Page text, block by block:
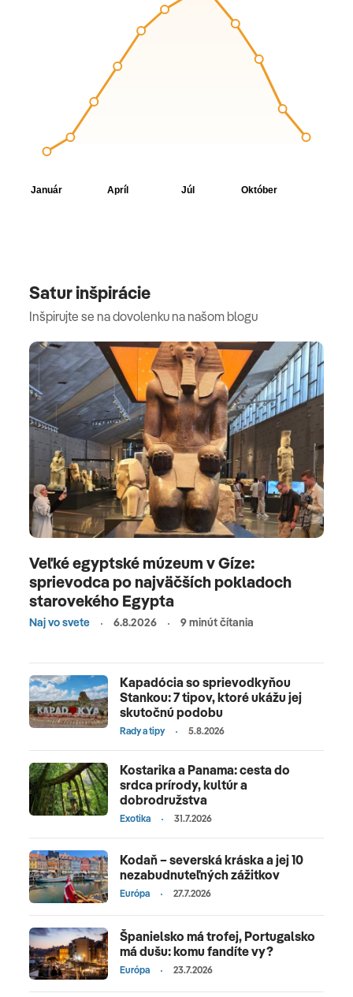
Satur inšpirácie
Inšpirujte se na dovolenku na našom blogu
Veľké egyptské múzeum v Gíze:
sprievodca po najväčších pokladoch
starovekého Egypta
Naj vo svete 6.8.2026 9 minút čítania
Kapadócia so sprievodkyňou
Stankou: 7 tipov, ktoré ukážu jej
skutočnú podobu
Rady a tipy 5.8.2026
Kostarika a Panama: cesta do
srdca prírody, kultúr a
dobrodružstva
Exotika 31.7.2026
Kodaň – severská kráska a jej 10
nezabudnuteľných zážitkov
Európa 27.7.2026
Španielsko má trofej, Portugalsko
má dušu: komu fandíte vy?
Európa 23.7.2026